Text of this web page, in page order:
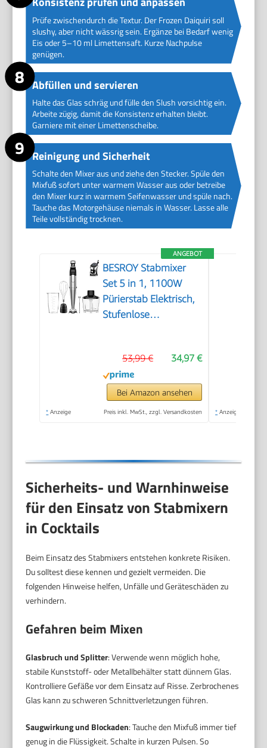
Prüfe zwischendurch die Textur. Der Frozen Daiquiri soll
slushy, aber nicht wässrig sein. Ergänze bei Bedarf wenig
Eis oder 5–10 ml Limettensaft. Kurze Nachpulse
genügen.
Abfüllen und servieren
Halte das Glas schräg und fülle den Slush vorsichtig ein.
Arbeite zügig, damit die Konsistenz erhalten bleibt.
Garniere mit einer Limettenscheibe.
Reinigung und Sicherheit
Schalte den Mixer aus und ziehe den Stecker. Spüle den
Mixfuß sofort unter warmem Wasser aus oder betreibe
den Mixer kurz in warmem Seifenwasser und spüle nach.
Tauche das Motorgehäuse niemals in Wasser. Lasse alle
Teile vollständig trocknen.
ANGEBOT
BESROY Stabmixer
Set 5 in 1, 1100W
Pürierstab Elektrisch,
Stufenlose
Blender inkl.
Zerkleinerer,
Schneebesen,
Milchaufschäumer &
34,97 €
53,99 €
Bei Amazon ansehen
* Anzeige Preis inkl. MwSt., zzgl. Versandkosten * Anzeige
Sicherheits- und Warnhinweise
für den Einsatz von Stabmixern
in Cocktails
Beim Einsatz des Stabmixers entstehen konkrete Risiken.
Du solltest diese kennen und gezielt vermeiden. Die
folgenden Hinweise helfen, Unfälle und Geräteschäden zu
verhindern.
Gefahren beim Mixen
Glasbruch und Splitter: Verwende wenn möglich hohe,
stabile Kunststoff- oder Metallbehälter statt dünnem Glas.
Kontrolliere Gefäße vor dem Einsatz auf Risse. Zerbrochenes
Glas kann zu schweren Schnittverletzungen führen.
Saugwirkung und Blockaden: Tauche den Mixfuß immer tief
genug in die Flüssigkeit. Schalte in kurzen Pulsen. So